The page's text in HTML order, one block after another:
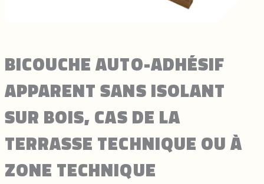
BICOUCHE AUTO-ADHÉSIF
APPARENT SANS ISOLANT
SUR BOIS, CAS DE LA
TERRASSE TECHNIQUE OU À
ZONE TECHNIQUE